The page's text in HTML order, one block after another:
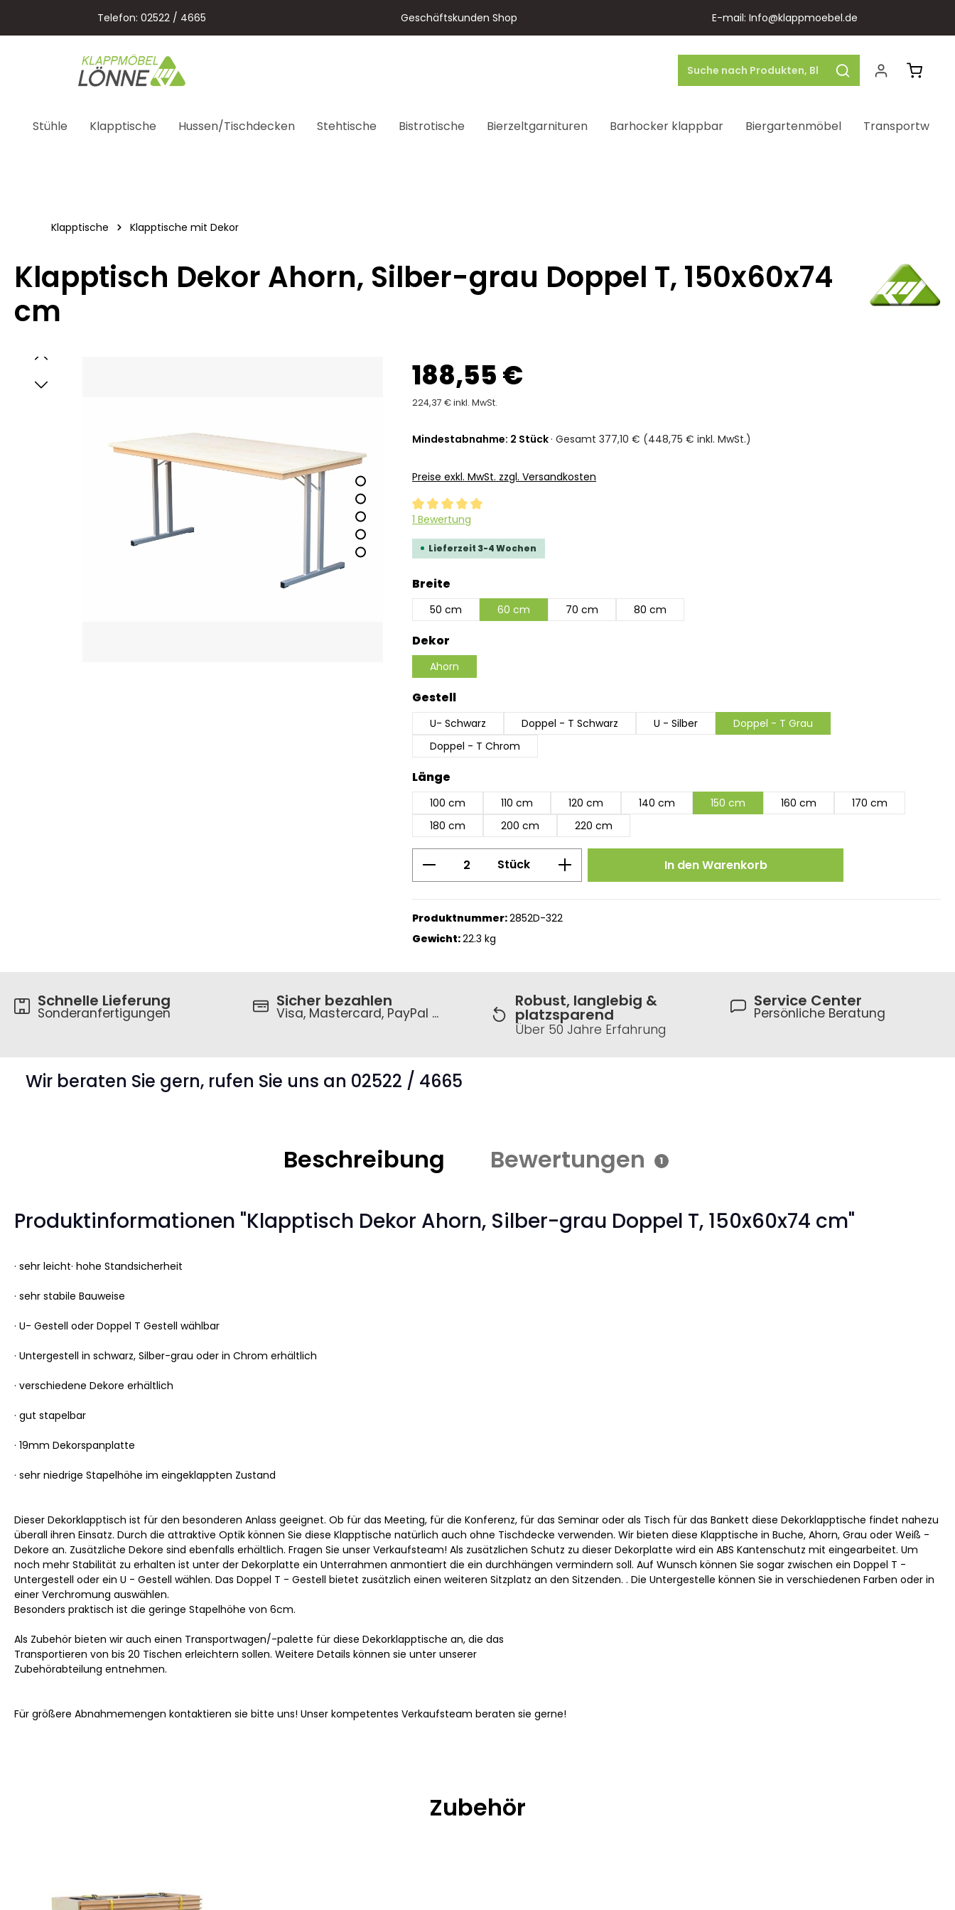
Zur Hauptnavigation springen
Telefon: 02522 / 4665 Geschäftskunden Shop E-mail: Info@klappmoebel.de
Stühle Klapptische Hussen/Tischdecken Stehtische Bistrotische Bierzeltgarnituren Barhocker klappbar Biergartenmöbel
Klapptische Klapptische mit Dekor
Klapptisch Dekor Ahorn, Silber-grau Doppel T, 150x60x74
cm
Bildergalerie überspringen 188,55 €
224,37 € inkl. MwSt.
Mindestabnahme: 2 Stück · Gesamt 377,10 € (448,75 € inkl. MwSt.)
Preise exkl. MwSt. zzgl. Versandkosten
Durchschnittliche Bewertung von 5 von 5 Sternen
1 Bewertung
Lieferzeit 3-4 Wochen
Breite
50 cm 60 cm 70 cm 80 cm
Dekor
Ahorn
Gestellauswählen
U- Schwarz Doppel - T Schwarz U - Silber
Doppel - T Grau
Doppel - T Chrom
Länge
100 cm 110 cm 120 cm 140 cm 150 cm 160 cm
170 cm
180 cm
200 cm 220 cm
Produkt Anzahl: Gib den gewünschten Wert ein oder benutze
Stück In den Warenkorb
Produktnummer:2852D-322
Gewicht:22.3 kg
Schnelle Lieferung
Sonderanfertigungen
Sicher bezahlen
Visa, Mastercard, PayPal ...
Robust, langlebig &
platzsparend
Über 50 Jahre Erfahrung
Service Center
Persönliche Beratung
Wir beraten Sie gern, rufen Sie uns an 02522 / 4665
Beschreibung Bewertungen 1
Produktinformationen "Klapptisch Dekor Ahorn, Silber-grau Doppel T, 150x60x74 cm"
· sehr leicht· hohe Standsicherheit
· sehr stabile Bauweise
· U- Gestell oder Doppel T Gestell wählbar
· Untergestell in schwarz, Silber-grau oder in Chrom erhältlich
· verschiedene Dekore erhältlich
· gut stapelbar
· 19mm Dekorspanplatte
· sehr niedrige Stapelhöhe im eingeklappten Zustand
Dieser Dekorklapptisch ist für den besonderen Anlass geeignet. Ob für das Meeting, für die Konferenz, für das Seminar oder als Tisch für das Bankett diese Dekorklapptische findet nahezu
überall ihren Einsatz. Durch die attraktive Optik können Sie diese Klapptische natürlich auch ohne Tischdecke verwenden. Wir bieten diese Klapptische in Buche, Ahorn, Grau oder Weiß -
Dekore an. Zusätzliche Dekore sind ebenfalls erhältlich. Fragen Sie unser Verkaufsteam! Als zusätzlichen Schutz zu dieser Dekorplatte wird ein ABS Kantenschutz mit eingearbeitet. Um
noch mehr Stabilität zu erhalten ist unter der Dekorplatte ein Unterrahmen anmontiert die ein durchhängen vermindern soll. Auf Wunsch können Sie sogar zwischen ein Doppel T -
Untergestell oder ein U - Gestell wählen. Das Doppel T - Gestell bietet zusätzlich einen weiteren Sitzplatz an den Sitzenden. . Die Untergestelle können Sie in verschiedenen Farben oder in
einer Verchromung auswählen.
Besonders praktisch ist die geringe Stapelhöhe von 6cm.
Als Zubehör bieten wir auch einen Transportwagen/-palette für diese Dekorklapptische an, die das
Transportieren von bis 20 Tischen erleichtern sollen. Weitere Details können sie unter unserer
Zubehörabteilung entnehmen.
Für größere Abnahmemengen kontaktieren sie bitte uns! Unser kompetentes Verkaufsteam beraten sie gerne!
Zubehör